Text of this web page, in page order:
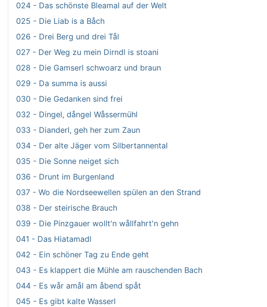
024 - Das schönste Bleamal auf der Welt
025 - Die Liab is a Båch
026 - Drei Berg und drei Tål
027 - Der Weg zu mein Dirndl is stoani
028 - Die Gamserl schwoarz und braun
029 - Da summa is aussi
030 - Die Gedanken sind frei
032 - Dingel, dångel Wåssermühl
033 - Dianderl, geh her zum Zaun
034 - Der alte Jäger vom Silbertannental
035 - Die Sonne neiget sich
036 - Drunt im Burgenland
037 - Wo die Nordseewellen spülen an den Strand
038 - Der steirische Brauch
039 - Die Pinzgauer wollt'n wållfahrt'n gehn
041 - Das Hiatamadl
042 - Ein schöner Tag zu Ende geht
043 - Es klappert die Mühle am rauschenden Bach
044 - Es wår amål am åbend spåt
045 - Es gibt kalte Wasserl